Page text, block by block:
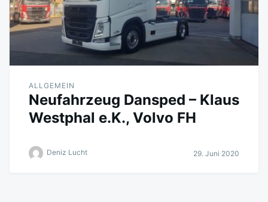
ALLGEMEIN
Neufahrzeug Dansped – Klaus
Westphal e.K., Volvo FH
Deniz Lucht 29. Juni 2020